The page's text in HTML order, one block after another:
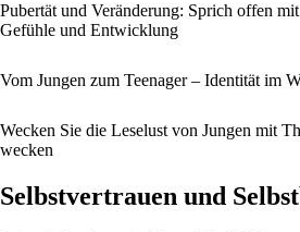
Pubertät und Veränderung: Sprich offen
Gefühle und Entwicklung
Vom Jungen zum Teenager – Identität im
Wecken Sie die Leselust von Jungen mit
wecken
Selbstvertrauen und